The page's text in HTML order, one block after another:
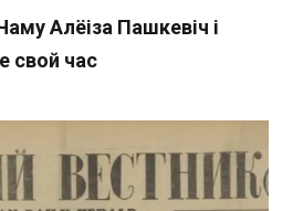
Алёіза Пашкевіч і
свой час